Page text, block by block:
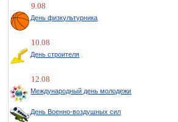
9.08
День физкультурника
10.08
День строителя
12.08
Международный день молодежи
День Военно-воздушных сил